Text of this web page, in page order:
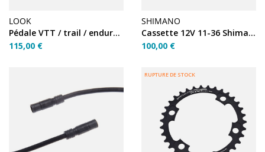
LOOK
Pédale VTT / trail / enduro auto Look X-Track En Rage...
115,00 €
SHIMANO
Cassette 12V 11-36 Shimano CS-HG710-12V
100,00 €
RUPTURE DE STOCK